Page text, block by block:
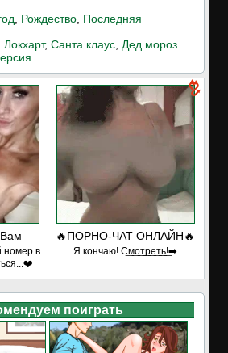
Рождество Последняя
, Санта клаус Дед мороз
номер в
🔥ПОРНО-ЧАТ ОНЛАЙН🔥
Я кончаю! С͟м͟о͟т͟р͟е͟т͟ь͟!➡️
поиграть